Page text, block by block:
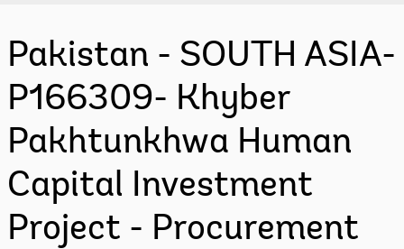
Pakistan - SOUTH ASIA-
P166309- Khyber
Pakhtunkhwa Human
Capital Investment
Project - Procurement